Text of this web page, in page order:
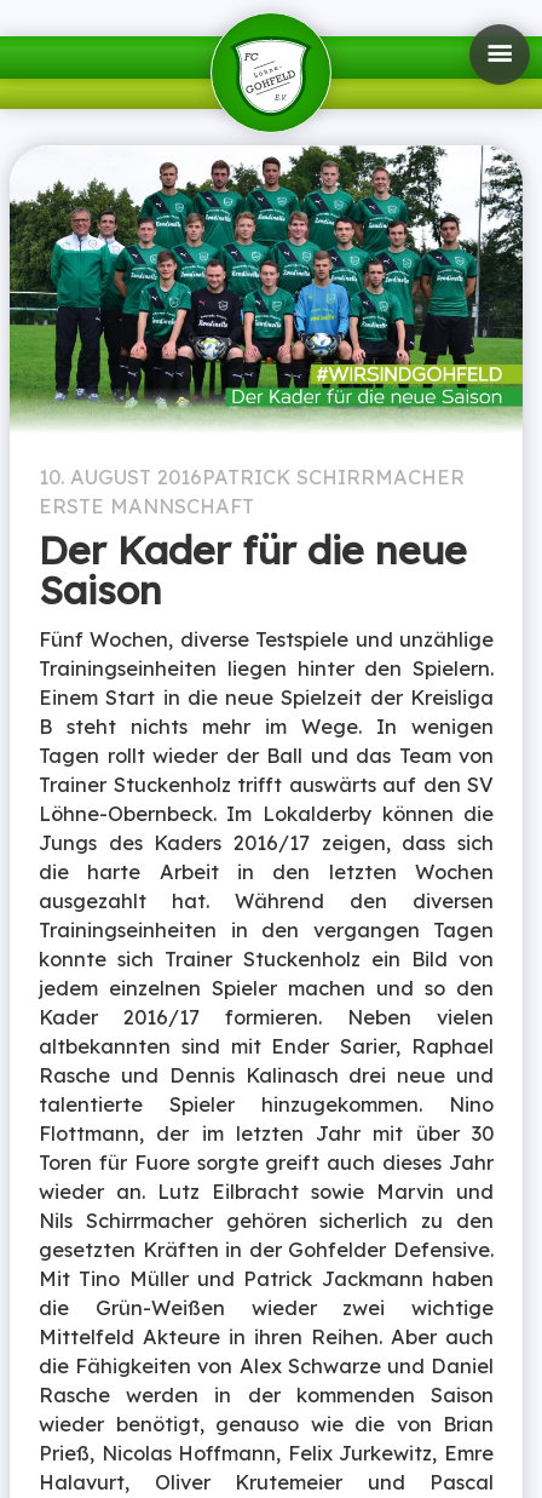
10. AUGUST 2016PATRICK SCHIRRMACHER
ERSTE MANNSCHAFT
Der Kader für die neue
Saison
Fünf Wochen, diverse Testspiele und unzählige
Trainingseinheiten liegen hinter den Spielern.
Einem Start in die neue Spielzeit der Kreisliga
B steht nichts mehr im Wege. In wenigen
Tagen rollt wieder der Ball und das Team von
Trainer Stuckenholz trifft auswärts auf den SV
Löhne-Obernbeck. Im Lokalderby können die
Jungs des Kaders 2016/17 zeigen, dass sich
die harte Arbeit in den letzten Wochen
ausgezahlt hat. Während den diversen
Trainingseinheiten in den vergangen Tagen
konnte sich Trainer Stuckenholz ein Bild von
jedem einzelnen Spieler machen und so den
Kader 2016/17 formieren. Neben vielen
altbekannten sind mit Ender Sarier, Raphael
Rasche und Dennis Kalinasch drei neue und
talentierte Spieler hinzugekommen. Nino
Flottmann, der im letzten Jahr mit über 30
Toren für Fuore sorgte greift auch dieses Jahr
wieder an. Lutz Eilbracht sowie Marvin und
Nils Schirrmacher gehören sicherlich zu den
gesetzten Kräften in der Gohfelder Defensive.
Mit Tino Müller und Patrick Jackmann haben
die Grün-Weißen wieder zwei wichtige
Mittelfeld Akteure in ihren Reihen. Aber auch
die Fähigkeiten von Alex Schwarze und Daniel
Rasche werden in der kommenden Saison
wieder benötigt, genauso wie die von Brian
Prieß, Nicolas Hoffmann, Felix Jurkewitz, Emre
Halavurt, Oliver Krutemeier und Pascal